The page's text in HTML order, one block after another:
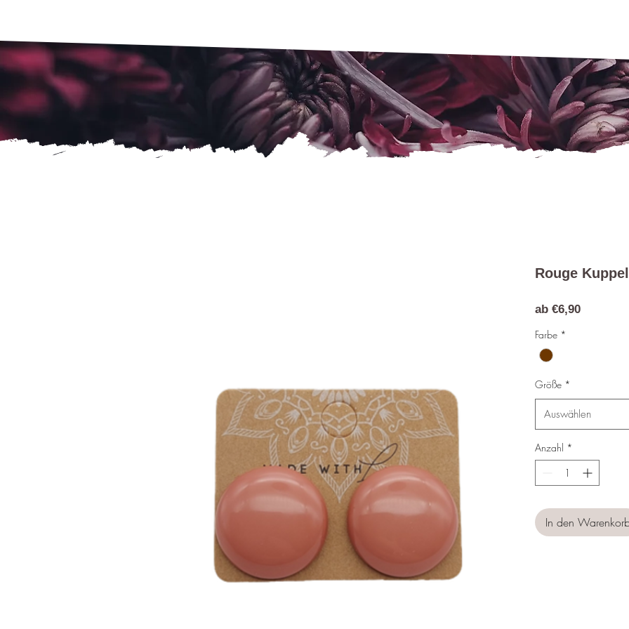
Rouge
ab €6,90Sale-
Farbe *
Größe *
Auswählen
Anzahl *
In den